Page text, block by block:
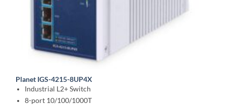
Planet IGS-4215-8UP4X
Industrial L2+ Switch
8-port 10/100/1000T